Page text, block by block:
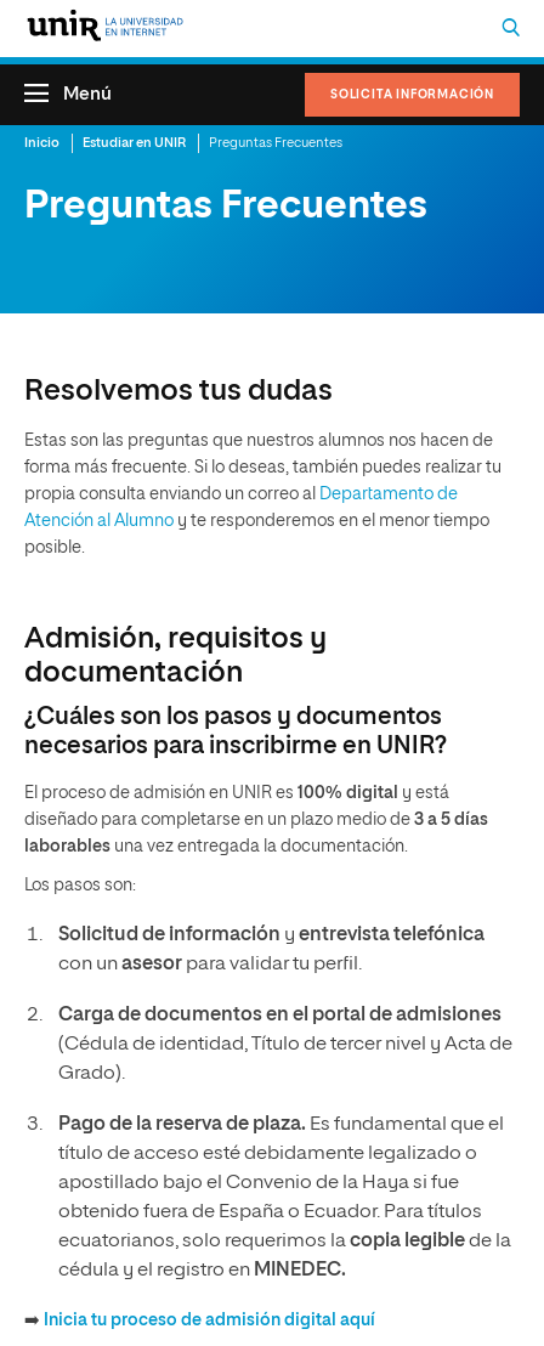
SOLICITA INFORMACIÓN
Menú
Inicio Estudiar en UNIR Preguntas Frecuentes
Preguntas Frecuentes
Resolvemos tus dudas
Estas son las preguntas que nuestros alumnos nos hacen de
forma más frecuente. Si lo deseas, también puedes realizar tu
propia consulta enviando un correo al Departamento de
Atención al Alumno y te responderemos en el menor tiempo
posible.
Admisión, requisitos y
documentación
¿Cuáles son los pasos y documentos
necesarios para inscribirme en UNIR?
El proceso de admisión en UNIR es 100% digital y está
diseñado para completarse en un plazo medio de 3 a 5 días
laborables una vez entregada la documentación.
Los pasos son:
Solicitud de información y entrevista telefónica
con unasesorpara validar tu perfil.
Carga de documentos en el portal de admisiones
(Cédula de identidad, Título de tercer nivel y Acta de
Grado).
Pago de la reserva de plaza. Es fundamental que el
título de acceso esté debidamente legalizado o
apostillado bajo el Convenio de la Haya si fue
obtenido fuera de España o Ecuador. Para títulos
ecuatorianos, solo requerimos lacopia legiblede la
cédula y el registro en MINEDEC.
➡️ Inicia tu proceso de admisión digital aquí